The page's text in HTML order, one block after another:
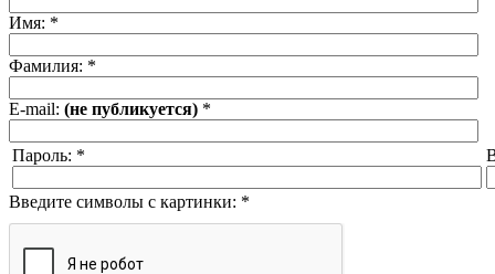
Имя: *
Фамилия: *
E-mail: (не публикуется) *
Пароль: *
Введите символы с картинки: *